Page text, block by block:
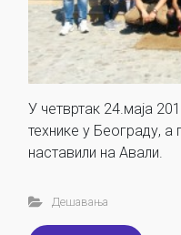
У четвртак 24.маја
технике у Београду,
наставили на Авали.
Дешавања